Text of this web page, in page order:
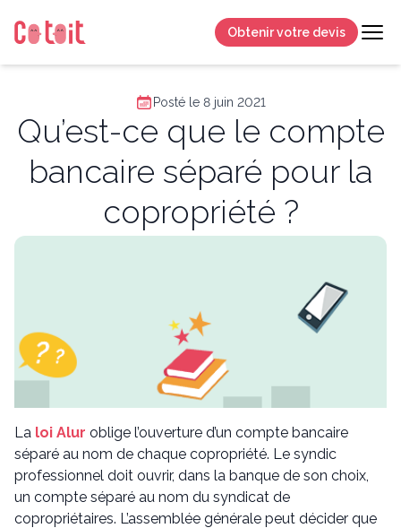
Obtenir votre devis
Posté le 8 juin 2021
Qu’est-ce que le compte
bancaire séparé pour la
copropriété ?
La loi Alur oblige l’ouverture d’un compte bancaire
séparé au nom de chaque copropriété. Le syndic
professionnel doit ouvrir, dans la banque de son choix,
un compte séparé au nom du syndicat de
copropriétaires. L’assemblée générale peut décider que